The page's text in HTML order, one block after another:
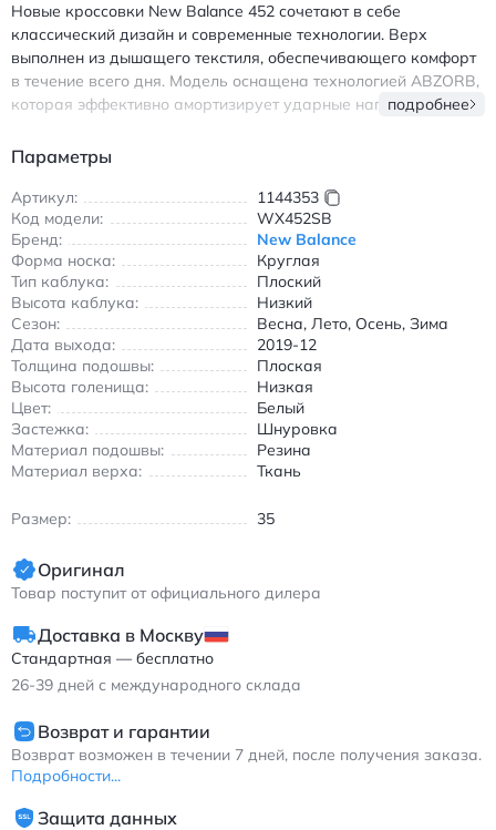
Новые кроссовки New Balance 452 сочетают в себе
классический дизайн и современные технологии. Верх
выполнен из дышащего текстиля, обеспечивающего комфорт
в течение всего дня. Модель оснащена технологией ABZORB,
которая эффективно амортизирует ударные нагрузки при
надежное сцепление с любой поверхностью, а круглый носок
создает дополнительное пространство для пальцев. Белая
основа с контрастными черными вставками подчеркивает
спортивный стиль, делая обувь универсальной для
повседневного использования в любое время года. Легкая
конструкция и короткое голенище обеспечивают свободу
движений, а износостойкие материалы продлевают срок
службы кроссовок. Идеальный выбор для тех, кто ценит
сочетание комфорта и эстетики в городской обуви. Нью
Бэлэнс 452 кроссовки белые с черными вставками и
амортизацией ABZORB
подробнее
Параметры
Артикул:
1144353
Код модели:
WX452SB
Бренд:
New Balance
Форма носка:
Круглая
Тип каблука:
Плоский
Высота каблука:
Низкий
Сезон:
Весна, Лето, Осень, Зима
Дата выхода:
2019-12
Толщина подошвы:
Плоская
Высота голенища:
Низкая
Цвет:
Белый
Застежка:
Шнуровка
Материал подошвы:
Резина
Материал верха:
Ткань
Размер: 35
Оригинал
Товар поступит от официального дилера
Доставка в Москву
Стандартная — бесплатно
26-39 дней с международного склада
Возврат и гарантии
Возврат возможен в течении 7 дней, после получения заказа.
Подробности...
Защита данных